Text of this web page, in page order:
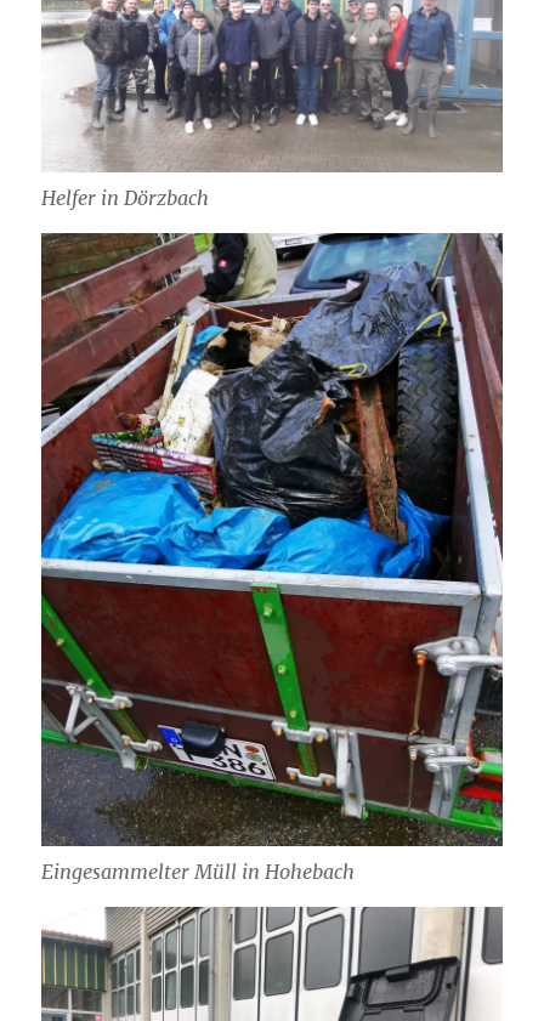
Helfer in Dörzbach
Eingesammelter Müll in Hohebach